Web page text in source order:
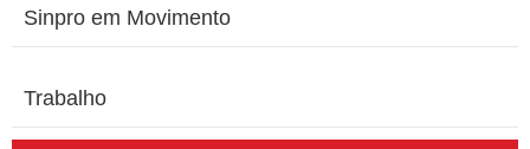
Sinpro em Movimento
Trabalho